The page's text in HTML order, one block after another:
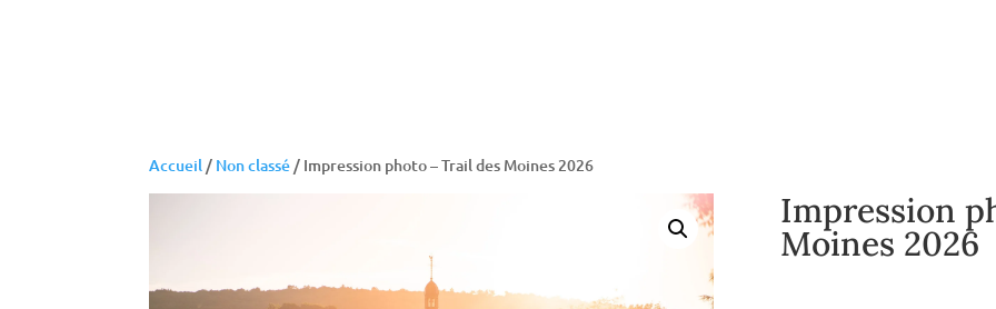
Accueil/ Non classé/ Impression photo – Trail des Moines 2026
Impression
Moines 2026